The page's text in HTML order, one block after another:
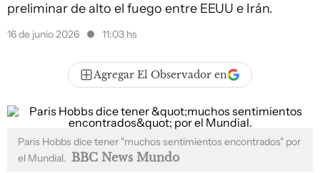
preliminar de alto el fuego entre EEUU e Irán.
16 de junio 2026 11:03 hs
Agregar El Observador en
Paris Hobbs dice tener "muchos sentimientos encontrados" por
el Mundial. BBC News Mundo